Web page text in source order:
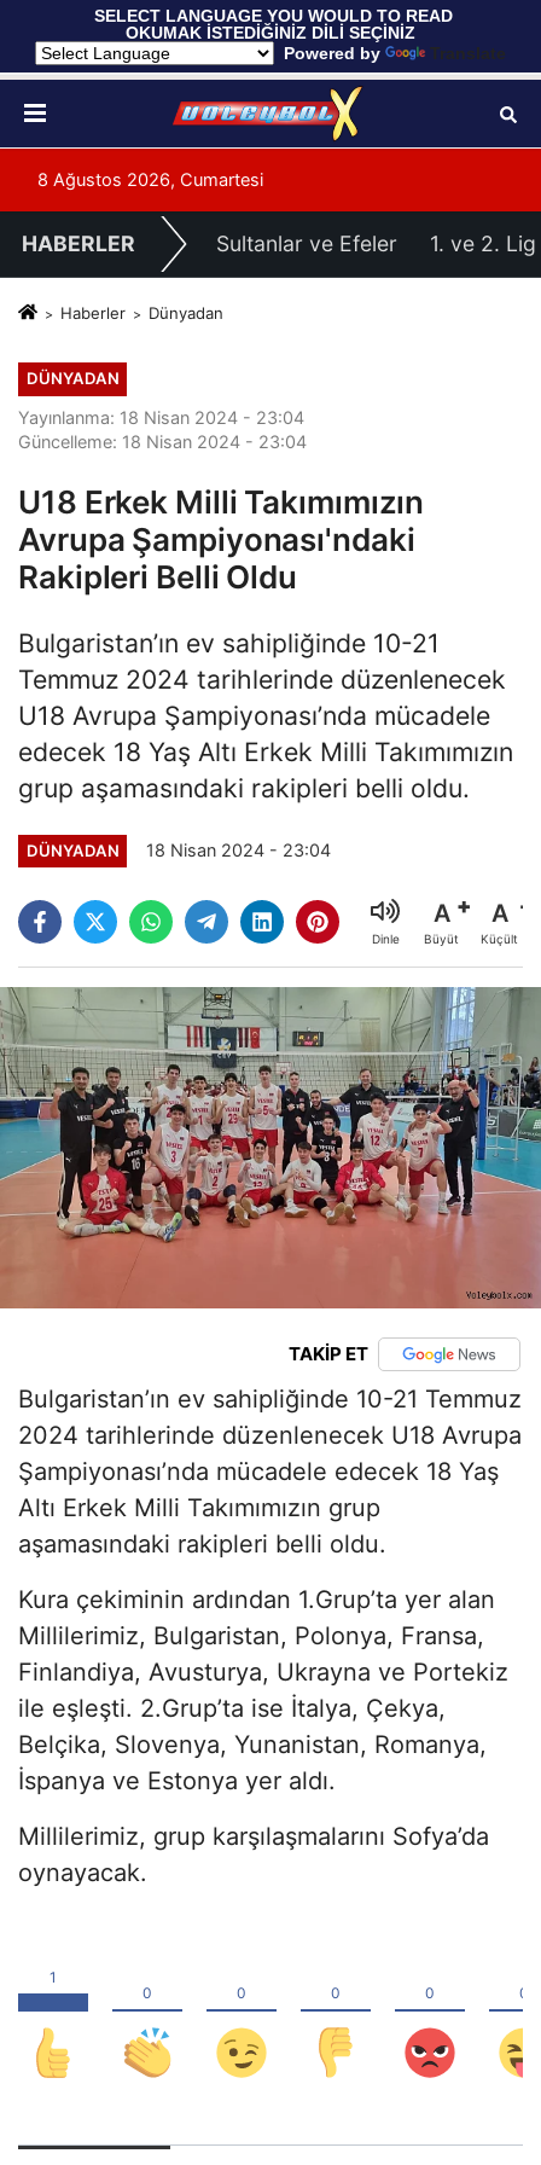
SELECT LANGUAGE YOU WOULD TO READ
OKUMAK İSTEDİĞİNİZ DİLİ SEÇİNİZ
Powered by
Translate
8 Ağustos 2026, Cumartesi
HABERLER Sultanlar ve Efeler 1. ve 2. Lig
Haberler Dünyadan
DÜNYADAN
Yayınlanma: 18 Nisan 2024 - 23:04
Güncelleme: 18 Nisan 2024 - 23:04
U18 Erkek Milli Takımımızın
Avrupa Şampiyonası'ndaki
Rakipleri Belli Oldu
Bulgaristan’ın ev sahipliğinde 10-21
Temmuz 2024 tarihlerinde düzenlenecek
U18 Avrupa Şampiyonası’nda mücadele
edecek 18 Yaş Altı Erkek Milli Takımımızın
grup aşamasındaki rakipleri belli oldu.
DÜNYADAN 18 Nisan 2024 - 23:04
Dinle
A
Büyüt
A
Küçült
TAKİP ET
Bulgaristan’ın ev sahipliğinde 10-21 Temmuz
2024 tarihlerinde düzenlenecek U18 Avrupa
Şampiyonası’nda mücadele edecek 18 Yaş
Altı Erkek Milli Takımımızın grup
aşamasındaki rakipleri belli oldu.
Kura çekiminin ardından 1.Grup’ta yer alan
Millilerimiz, Bulgaristan, Polonya, Fransa,
Finlandiya, Avusturya, Ukrayna ve Portekiz
ile eşleşti. 2.Grup’ta ise İtalya, Çekya,
Belçika, Slovenya, Yunanistan, Romanya,
İspanya ve Estonya yer aldı.
Millilerimiz, grup karşılaşmalarını Sofya’da
oynayacak.